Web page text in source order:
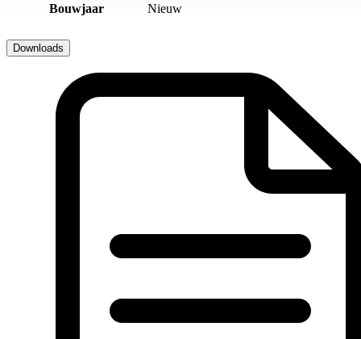
Bouwjaar
Nieuw
Downloads